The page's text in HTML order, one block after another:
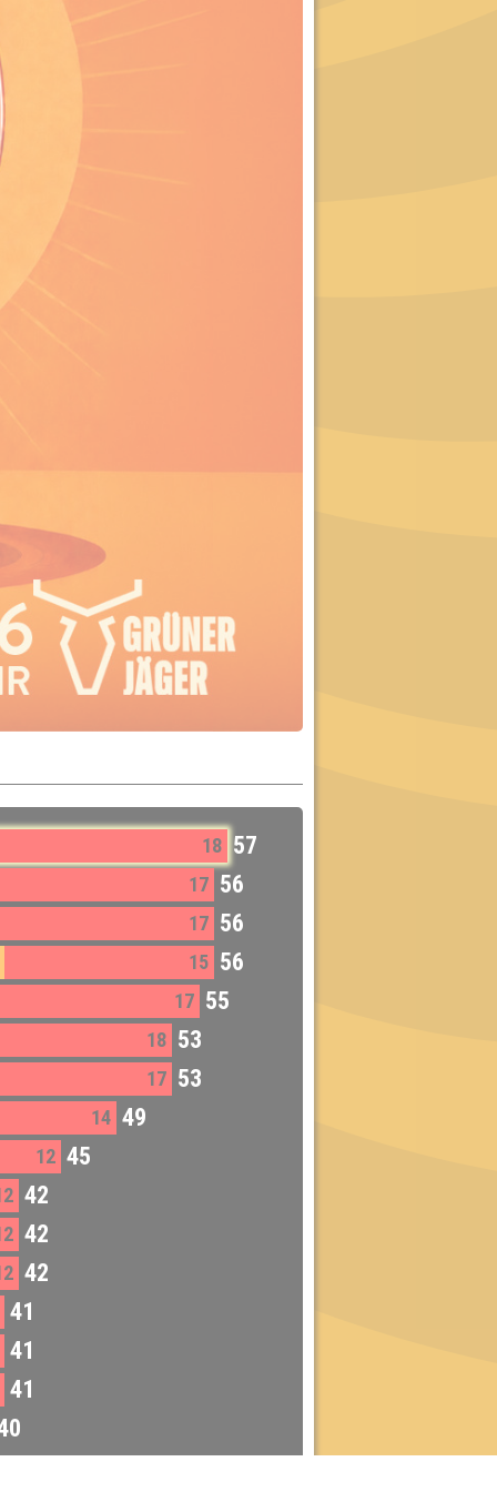
18 57
17 56
17 56
15 56
17 55
18 53
17 53
14 49
12 45
42
42
42
41
41
41